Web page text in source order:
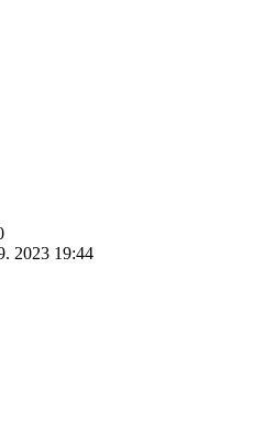
2023 19:44